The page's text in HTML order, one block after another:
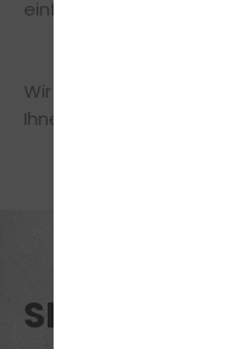
einfach vorbei!
Wir freuen uns auf
Ihnen.
SEMINAR